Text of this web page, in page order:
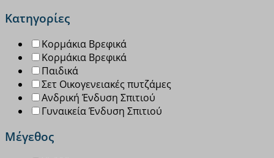
Κατηγορίες
Κορμάκια Βρεφικά
Κορμάκια Βρεφικά
Παιδικά
Σετ Οικογενειακές πυτζάμες
Ανδρική Ένδυση Σπιτιού
Γυναικεία Ένδυση Σπιτιού
Μέγεθος